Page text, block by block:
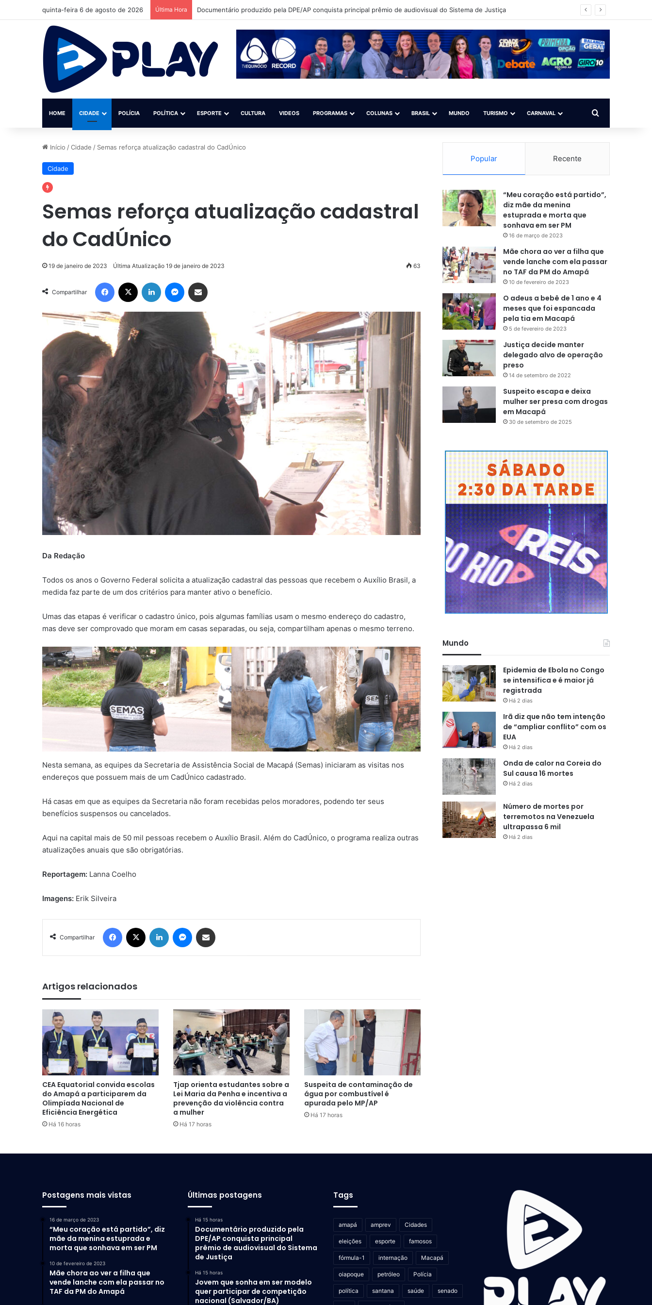
quinta-feira 6 de agosto de 2026 Última Hora Documentário produzido pela DPE/AP conquista principal prêmio de audiovisual do Sistema de Justiça
HOME CIDADE POLÍCIA POLÍTICA ESPORTE CULTURA VIDEOS PROGRAMAS COLUNAS BRASIL MUNDO TURISMO CARNAVAL Procurar por
Início /Cidade / Semas reforça atualização cadastral do CadÚnico
Cidade
Semas reforça atualização cadastral
do CadÚnico
19 de janeiro de 2023 Última Atualização 19 de janeiro de 2023 63
Compartilhar
Facebook Linkedin Messenger
Da Redação
Todos os anos o Governo Federal solicita a atualização cadastral das pessoas que recebem o Auxílio Brasil, a
medida faz parte de um dos critérios para manter ativo o benefício.
Umas das etapas é verificar o cadastro único, pois algumas famílias usam o mesmo endereço do cadastro,
mas deve ser comprovado que moram em casas separadas, ou seja, compartilham apenas o mesmo terreno.
Nesta semana, as equipes da Secretaria de Assistência Social de Macapá (Semas) iniciaram as visitas nos
endereços que possuem mais de um CadÚnico cadastrado.
Há casas em que as equipes da Secretaria não foram recebidas pelos moradores, podendo ter seus
benefícios suspensos ou cancelados.
Aqui na capital mais de 50 mil pessoas recebem o Auxílio Brasil. Além do CadÚnico, o programa realiza outras
atualizações anuais que são obrigatórias.
Reportagem: Lanna Coelho
Imagens: Erik Silveira
Compartilhar
Facebook Linkedin Messenger
Artigos relacionados
CEA Equatorial convida escolas
do Amapá a participarem da
Olimpíada Nacional de
Eficiência Energética
Há 16 horas
Tjap orienta estudantes sobre a
Lei Maria da Penha e incentiva a
prevenção da violência contra
a mulher
Há 17 horas
Suspeita de contaminação de
água por combustível é
apurada pelo MP/AP
Há 17 horas
Popular Recente
“Meu coração está partido”,
diz mãe da menina
estuprada e morta que
sonhava em ser PM
16 de março de 2023
Mãe chora ao ver a filha que
vende lanche com ela passar
no TAF da PM do Amapá
10 de fevereiro de 2023
O adeus a bebê de 1 ano e 4
meses que foi espancada
pela tia em Macapá
5 de fevereiro de 2023
Justiça decide manter
delegado alvo de operação
preso
14 de setembro de 2022
Suspeito escapa e deixa
mulher ser presa com drogas
em Macapá
30 de setembro de 2025
Mundo
Epidemia de Ebola no Congo
se intensifica e é maior já
registrada
Há 2 dias
Irã diz que não tem intenção
de “ampliar conflito” com os
EUA
Há 2 dias
Onda de calor na Coreia do
Sul causa 16 mortes
Há 2 dias
Número de mortes por
terremotos na Venezuela
ultrapassa 6 mil
Há 2 dias
Postagens mais vistas
16 de março de 2023
“Meu coração está partido”, diz
mãe da menina estuprada e
morta que sonhava em ser PM
10 de fevereiro de 2023
Mãe chora ao ver a filha que
vende lanche com ela passar no
TAF da PM do Amapá
Últimas postagens
Há 15 horas
Documentário produzido pela
DPE/AP conquista principal
prêmio de audiovisual do Sistema
de Justiça
Há 15 horas
Jovem que sonha em ser modelo
quer participar de competição
nacional (Salvador/BA)
Tags
amapá amprev Cidades
eleições esporte famosos
fórmula-1 internação Macapá
oiapoque petróleo Polícia
política santana saúde senado